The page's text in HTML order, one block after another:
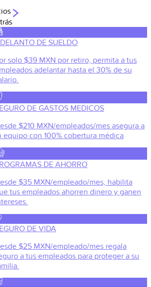
DE SUELDO
solo $39 MXN por retiro, permita a tus
adelantar hasta el 30% de su
DE GASTOS MEDICOS
$210 MXN/empleados/mes asegura a
equipo con 100% cobertura médica
DE AHORRO
$35 MXN/empleado/mes, habilita
tus empleados ahorren dinero y ganen
DE VIDA
$25 MXN/empleado/mes regala
a tus empleados para proteger a su